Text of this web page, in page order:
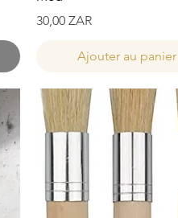
Prix
30,00 ZAR
Ajouter au panier